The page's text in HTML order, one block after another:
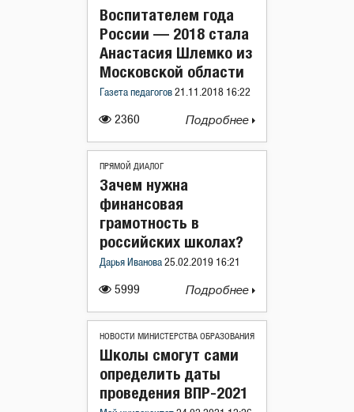
2360
Воспитателем года
России — 2018 стала
Анастасия Шлемко из
Московской области
Газета педагогов 21.11.2018 16:22
Подробнее
ПРЯМОЙ ДИАЛОГ
5999
Зачем нужна
финансовая
грамотность в
российских школах?
Дарья Иванова 25.02.2019 16:21
Подробнее
НОВОСТИ МИНИСТЕРСТВА ОБРАЗОВАНИЯ
Школы смогут сами
определить даты
проведения ВПР-2021